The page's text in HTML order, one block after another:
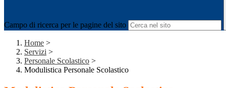
Campo di ricerca per le pagine del sito
Home >
Servizi >
Personale Scolastico >
Modulistica Personale Scolastico